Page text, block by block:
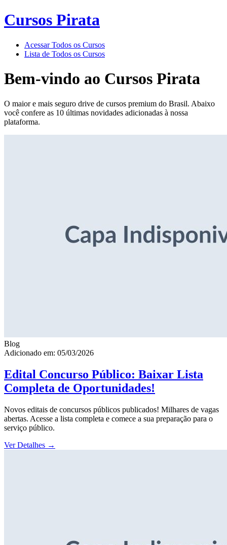
Cursos Pirata
Acessar Todos os Cursos
Lista de Todos os Cursos
Bem-vindo ao Cursos Pirata
O maior e mais seguro drive de cursos premium do Brasil. Abaixo
você confere as 10 últimas novidades adicionadas à nossa
plataforma.
Blog
Adicionado em: 05/03/2026
Edital Concurso Público: Baixar Lista
Completa de Oportunidades!
Novos editais de concursos públicos publicados! Milhares de vagas
abertas. Acesse a lista completa e comece a sua preparação para o
serviço público.
Ver Detalhes →